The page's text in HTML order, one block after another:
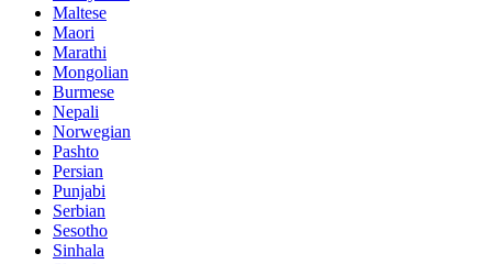
Maltese
Maori
Marathi
Mongolian
Burmese
Nepali
Norwegian
Pashto
Persian
Punjabi
Serbian
Sesotho
Sinhala